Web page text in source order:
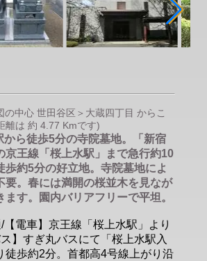
中心 世田谷区＞大蔵四丁目 からこ
離は 約 4.77 Kmです)
から徒歩5分の寺院墓地。「新宿
京王線「桜上水駅」まで急行約10
歩約5分の好立地。寺院墓地によ
要。春には満開の桜並木を見なが
ます。園内バリアフリーで平坦。
電車】京王線「桜上水駅」より
】すぎ丸バスにて「桜上水駅入
徒歩約2分。首都高4号線上がり沿